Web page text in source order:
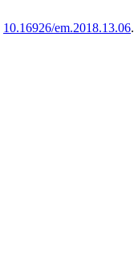
10.16926/em.2018.13.06.